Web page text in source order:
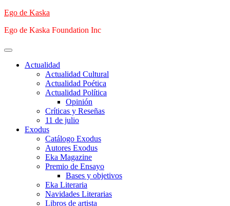
Saltar
contenido
Ego de Kaska
Ego de Kaska Foundation Inc
Menú
principalActualidad
Actualidad Cultural
Actualidad Poética
Actualidad Política
Opinión
Críticas y Reseñas
11 de julio
Exodus
Catálogo Exodus
Autores Exodus
Eka Magazine
Premio de Ensayo
Bases y objetivos
Eka Literaria
Navidades Literarias
Libros de artista